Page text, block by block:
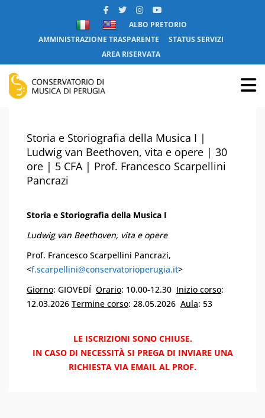
ALBO PRETORIO
AMMINISTRAZIONE TRASPARENTE
STATUS SERVIZI
AREA RISERVATA
Storia e Storiografia della Musica I |
Ludwig van Beethoven, vita e opere | 30
ore | 5 CFA | Prof. Francesco Scarpellini
Pancrazi
Storia e Storiografia della Musica I
Ludwig van Beethoven, vita e opere
Prof. Francesco Scarpellini Pancrazi,
<f.scarpellini@conservatorioperugia.it>
Giorno: GIOVEDÍ Orario: 10.00-12.30 Inizio corso:
12.03.2026 Termine corso: 28.05.2026 Aula: 53
LE ISCRIZIONI SONO CHIUSE.
IN CASO DI NECESSITÀ SI PREGA DI INVIARE UNA
RICHIESTA VIA EMAIL AL PROF.